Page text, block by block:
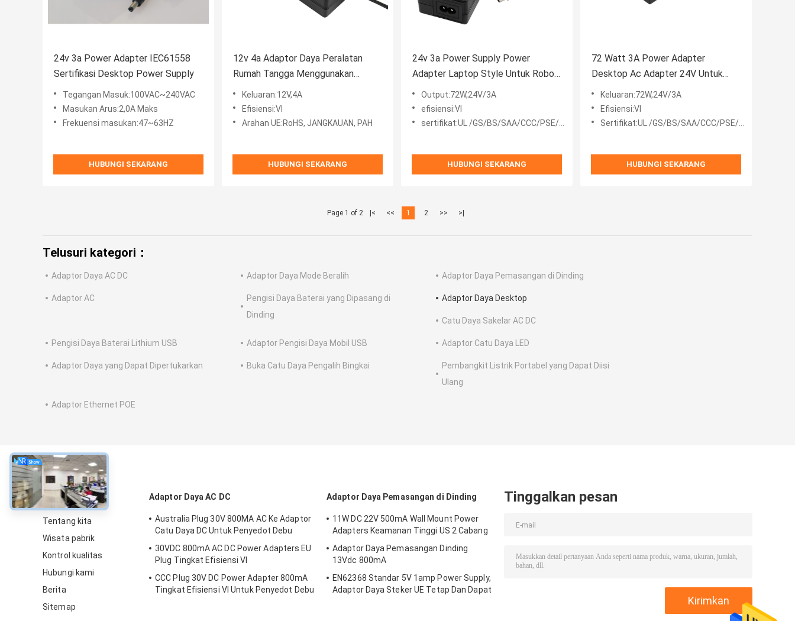
24v 3a Power Adapter IEC61558
Sertifikasi Desktop Power Supply
Tegangan Masuk:100VAC~240VAC
Masukan Arus:2,0A Maks
Frekuensi masukan:47~63HZ
HUBUNGI SEKARANG
12v 4a Adaptor Daya Peralatan
Rumah Tangga Menggunakan
Adaptor Daya Laptop
Keluaran:12V,4A
Efisiensi:VI
Arahan UE:RoHS, JANGKAUAN, PAH
HUBUNGI SEKARANG
24v 3a Power Supply Power
Adapter Laptop Style Untuk Robot
Pembersih Jendela
Output:72W,24V/3A
efisiensi:VI
sertifikat:UL /GS/BS/SAA/CCC/PSE/EAC
HUBUNGI SEKARANG
72 Watt 3A Power Adapter
Desktop Ac Adapter 24V Untuk
Robot Pembersih Jendela
Keluaran:72W,24V/3A
Efisiensi:VI
Sertifikat:UL /GS/BS/SAA/CCC/PSE/EAC
HUBUNGI SEKARANG
Page 1 of 2 |< << 1 2 >> >|
Telusuri kategori：
Adaptor Daya AC DC Adaptor Daya Mode Beralih Adaptor Daya Pemasangan di Dinding
Adaptor AC
Pengisi Daya Baterai yang Dipasang di
Dinding
Adaptor Daya Desktop
Catu Daya Sakelar AC DC
Pengisi Daya Baterai Lithium USB Adaptor Pengisi Daya Mobil USB Adaptor Catu Daya LED
Adaptor Daya yang Dapat Dipertukarkan Buka Catu Daya Pengalih Bingkai
Pembangkit Listrik Portabel yang Dapat Diisi
Ulang
Adaptor Ethernet POE
Tentang
Tentang kita
Wisata pabrik
Kontrol kualitas
Hubungi kami
Berita
Sitemap
Adaptor Daya AC DC
Australia Plug 30V 800MA AC Ke Adaptor
Catu Daya DC Untuk Penyedot Debu
30VDC 800mA AC DC Power Adapters EU
Plug Tingkat Efisiensi VI
CCC Plug 30V DC Power Adapter 800mA
Tingkat Efisiensi VI Untuk Penyedot Debu
Adaptor Daya Pemasangan di Dinding
11W DC 22V 500mA Wall Mount Power
Adapters Keamanan Tinggi US 2 Cabang
Adaptor Daya Pemasangan Dinding
13Vdc 800mA
EN62368 Standar 5V 1amp Power Supply,
Adaptor Daya Steker UE Tetap Dan Dapat
Tinggalkan pesan